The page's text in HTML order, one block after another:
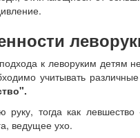
к леворуким детям
учитывать
руку, тогда как
ведущее ухо.